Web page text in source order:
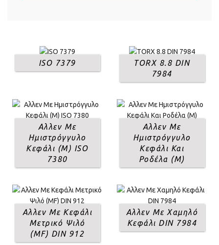
ISO 7379
TORX 8.8 DIN
7984
Αλλεν Με
Ημιστρόγγυλο
Κεφάλι (Μ) ISO
7380
Αλλεν Με
Ημιστρόγγυλο
Κεφάλι Και
Ροδέλα (Μ)
Αλλεν Με Κεφάλι
Μετρικό Ψιλό
(MF) DIN 912
Αλλεν Με Χαμηλό
Κεφάλι DIN 7984